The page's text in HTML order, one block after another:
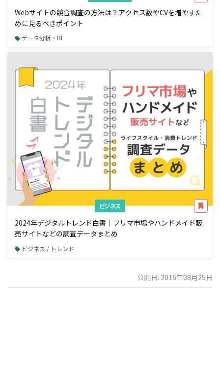
Webサイトの競合調査の方法は？アクセス数やCVを増やすた
めに見るべきポイント
データ分析・BI
ビジネス
2024年デジタルトレンド白書｜フリマ市場やハンドメイド販
売サイトなどの調査データまとめ
ビジネス / トレンド
公開日: 2016年08月25日